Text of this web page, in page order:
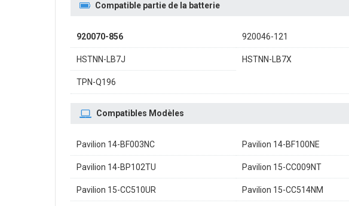
Compatible partie de la batterie
920070-856 920046-121
HSTNN-LB7J HSTNN-LB7X
TPN-Q196
Compatibles Modèles
Pavilion 14-BF003NC Pavilion 14-BF100NE
Pavilion 14-BP102TU Pavilion 15-CC009NT
Pavilion 15-CC510UR Pavilion 15-CC514NM